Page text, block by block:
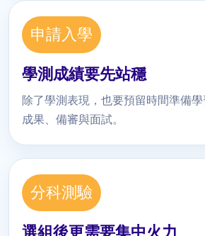
申請入學
學測成績要先站穩
除了學測表現，也要預留時間準備
成果、備審與面試。
分科測驗
選組後更需要集中火力